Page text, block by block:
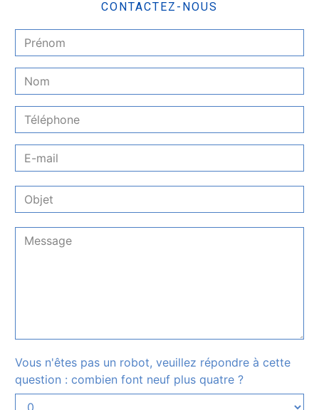
CONTACTEZ-NOUS
Vous n'êtes pas un robot, veuillez répondre à cette
question : combien font neuf plus quatre ?